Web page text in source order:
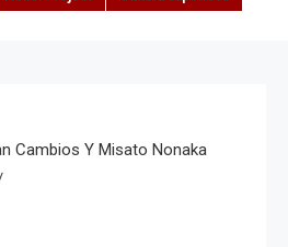
Cambios Y Misato Nonaka